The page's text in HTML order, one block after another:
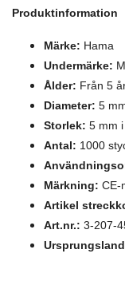
Produktinformation
Märke: Hama
Undermärke:
Ålder: Från 5
Diameter: 5
Storlek: 5 mm
Antal: 1000
Märkning: CE-
Artikel
Art.nr.: 3-207-